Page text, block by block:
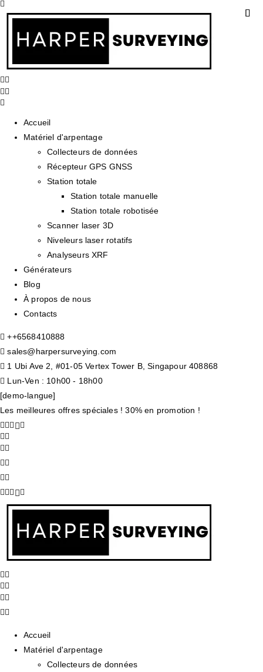
Accueil
Matériel d'arpentage
Collecteurs de données
Récepteur GPS GNSS
Station totale
Station totale manuelle
Station totale robotisée
Scanner laser 3D
Niveleurs laser rotatifs
Analyseurs XRF
Générateurs
Blog
À propos de nous
Contacts
++6568410888
sales@harpersurveying.com
1 Ubi Ave 2, #01-05 Vertex Tower B, Singapour 408868
Lun-Ven : 10h00 - 18h00
[demo-langue]
Les meilleures offres spéciales ! 30% en promotion !
Accueil
Matériel d'arpentage
Collecteurs de données